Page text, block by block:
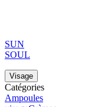
SUN
SOUL
Visage
Catégories
Ampoules